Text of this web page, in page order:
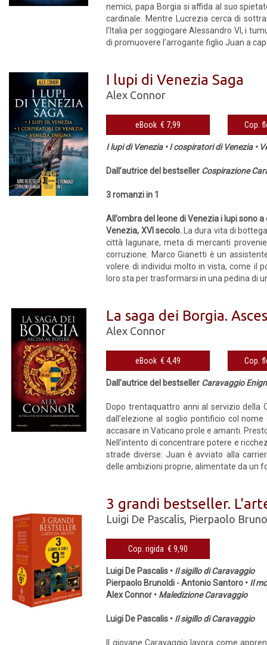
nemici, papa Borgia si affida al suo
cardinale. Mentre Lucrezia cerca di
l’Italia per soggiogare Alessandro VI, i
di promuovere l’arrogante figlio Juan a
I lupi di Venezia Saga
Alex Connor
eBook € 7,99
I lupi di Venezia • I cospiratori di Venezia •
Dall’autrice del bestseller Cospirazione
3 romanzi in 1
All’ombra del leone di Venezia i lupi sono a
Venezia, XVI secolo.
La dura vita di
città lagunare, meta di mercanti
corruzione. Marco Gianetti è un
volere di individui molto in vista, come il
loro sta per trasformarsi in una pedina di
La saga dei Borgia.
Alex Connor
eBook € 4,49
Dall’autrice del bestseller Caravaggio
Dopo trentaquattro anni al servizio della
dall’elezione al soglio pontificio col
accasare in Vaticano prole e amanti.
Nell’intento di concentrare potere e
strade diverse: Juan è avviato alla
delle ambizioni proprie, alimentate da un
3 grandi bestseller.
Luigi De Pascalis, Pierpaolo
Cop. rigida € 9,90
Luigi De Pascalis • Il sigillo di Caravaggio
Pierpaolo Brunoldi - Antonio Santoro • Il
Alex Connor • Maledizione Caravaggio
Luigi De Pascalis • Il sigillo di Caravaggio
Il giovane Caravaggio lavora come